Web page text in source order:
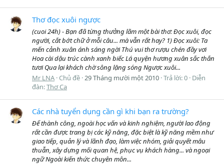
Thơ đọc xuôi ngược
(cuoi 24h) - Bạn đã từng thưởng lãm một bài thơ: Đọc xuôi, đọc
người, cắt bớt chữ ở mỗi câu... mà vẫn rất hay? 1) Đọc xuôi: Ta
mến cảnh xuân ánh sáng ngời Thú vui thơ rượu chén đầy vơi
Hoa cài dậu trúc cành xanh biếc Lá quyện hương xuân sắc thắn
tươi Qua lại khách chờ sông lặng sóng Ngược xuôi...
Mr LNA Chủ đề 29 Tháng mười một 2010 Trả lời: 0 Diễn
đàn:Thơ Ca
Các nhà tuyển dụng cần gì khi bạn ra trường?
Để thành công, ngoài học vấn và kinh nghiệm, người lao động
rất cần được trang bị các kỹ năng, đặc biệt là kỹ năng mềm như
giao tiếp, quản lý và lãnh đạo, làm việc nhóm, giải quyết mâu
thuẫn, xây dựng mối quan hệ, phục vụ khách hàng... và ngoại
ngữ Ngoài kiến thức chuyên môn...